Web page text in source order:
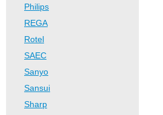
Philips
REGA
Rotel
SAEC
Sanyo
Sansui
Sharp